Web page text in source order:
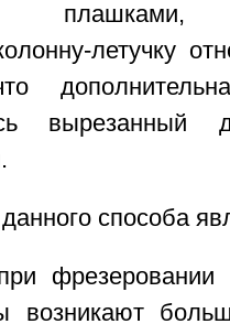
плашками,
летучку
вырезанный
способа
фрезеровании
возникают